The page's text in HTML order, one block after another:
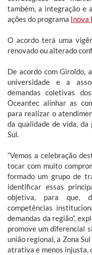
também, a integração e
ações do programa Inova
O acordo terá uma
renovado ou alterado
De acordo com Giroldo,
universidade e a
demandas coletivas
Oceantec alinhar as
para realizar o
da qualidade de vida,
Sul.
“Vemos a celebração
tocar com muito
formado um grupo de
identificar essas
objetiva, para que,
competências
demandas da região”,
promove um diferencial
união regional, a Zona
atrativa e menos injusta,